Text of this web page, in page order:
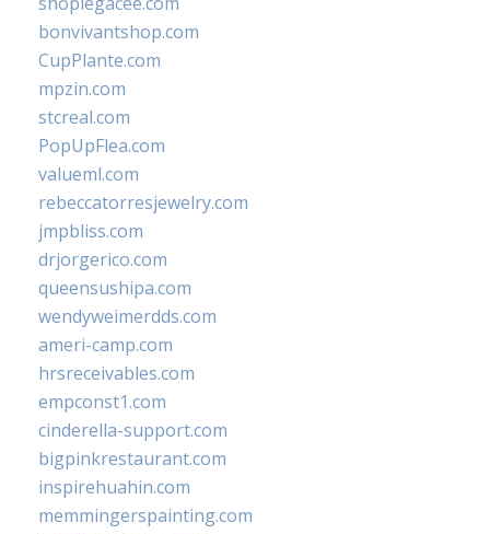
bonvivantshop.com
CupPlante.com
mpzin.com
stcreal.com
PopUpFlea.com
valueml.com
rebeccatorresjewelry.com
jmpbliss.com
drjorgerico.com
queensushipa.com
wendyweimerdds.com
ameri-camp.com
hrsreceivables.com
empconst1.com
cinderella-support.com
bigpinkrestaurant.com
inspirehuahin.com
memmingerspainting.com